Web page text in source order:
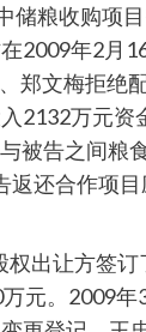
储粮收购项
2009年2月
郑文梅拒绝
2132万元资
被告之间粮
返还合作项
出让方签
元。2009年